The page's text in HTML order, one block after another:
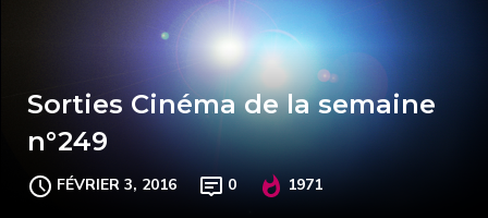
Sorties Cinéma de la semaine
n°249
FÉVRIER 3, 2016 0 1971